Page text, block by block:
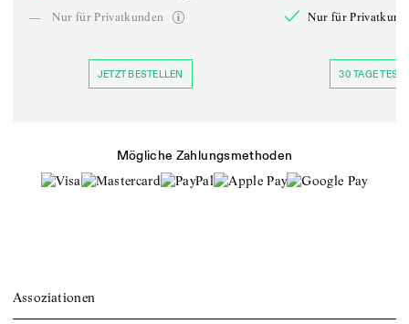
—
Nur für Privatkunden
JETZT BESTELLEN
Nur für
30 TAGE
Mögliche Zahlungsmethoden
Assoziationen